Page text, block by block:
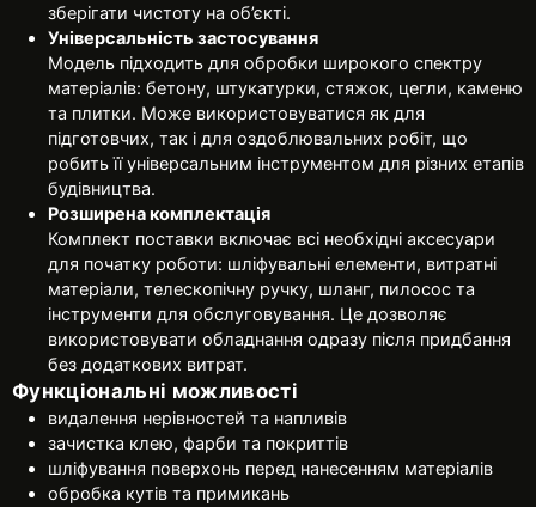
зберігати чистоту на об’єкті.
Універсальність застосування
Модель підходить для обробки широкого спектру
матеріалів: бетону, штукатурки, стяжок, цегли, каменю
та плитки. Може використовуватися як для
підготовчих, так і для оздоблювальних робіт, що
робить її універсальним інструментом для різних етапів
будівництва.
Розширена комплектація
Комплект поставки включає всі необхідні аксесуари
для початку роботи: шліфувальні елементи, витратні
матеріали, телескопічну ручку, шланг, пилосос та
інструменти для обслуговування. Це дозволяє
використовувати обладнання одразу після придбання
без додаткових витрат.
Функціональні можливості
видалення нерівностей та напливів
зачистка клею, фарби та покриттів
шліфування поверхонь перед нанесенням матеріалів
обробка кутів та примикань